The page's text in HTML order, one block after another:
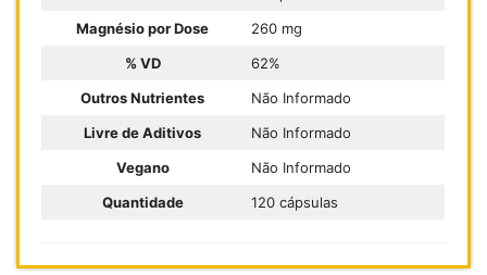
Magnésio por Dose
260 mg
% VD
62%
Outros Nutrientes
Não Informado
Livre de Aditivos
Não Informado
Vegano
Não Informado
Quantidade
120 cápsulas